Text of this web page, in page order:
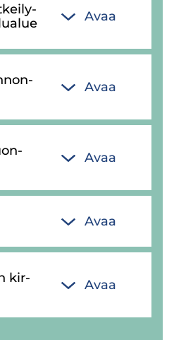
Avaa
Avaa
Avaa
Avaa
kir­
Avaa